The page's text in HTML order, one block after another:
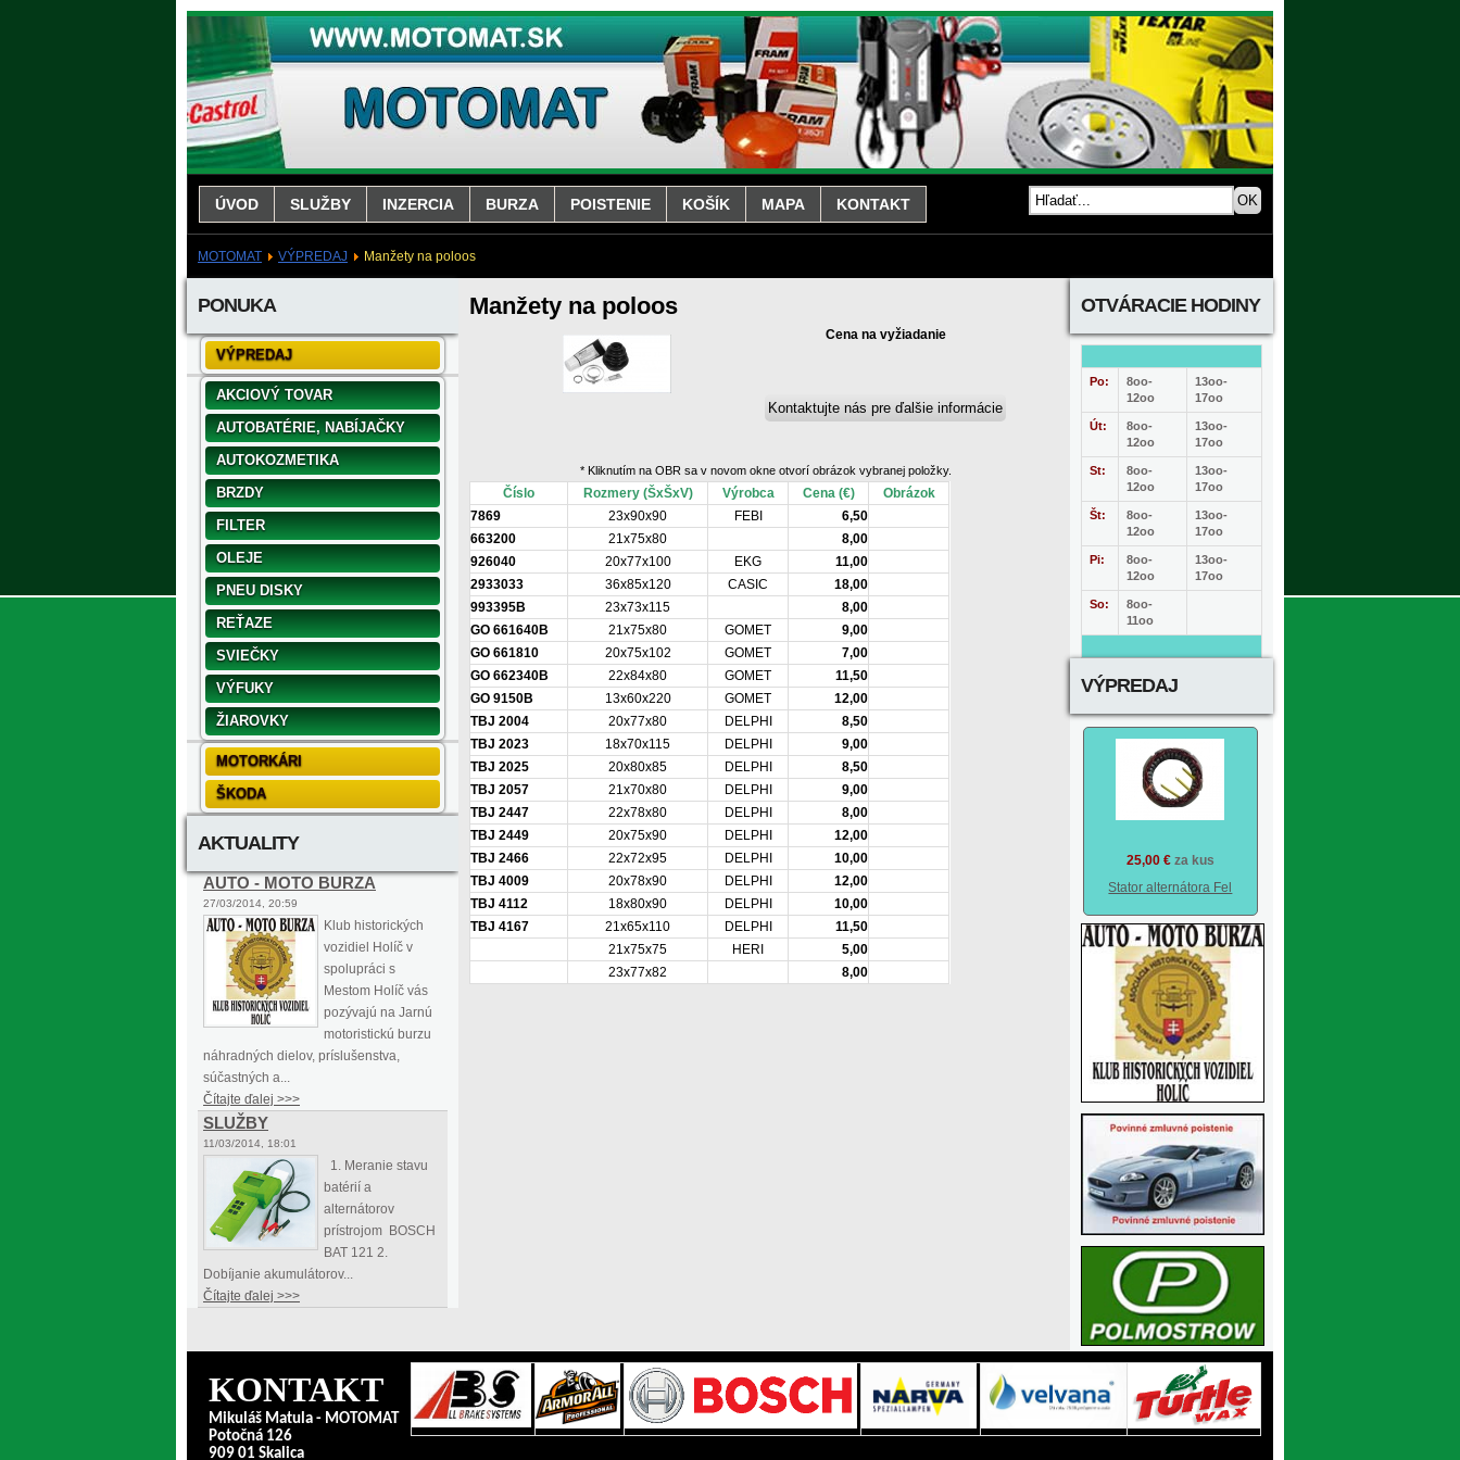
ÚVOD SLUŽBY INZERCIA BURZA POISTENIE KOŠÍK MAPA KONTAKT
MOTOMAT VÝPREDAJ Manžety na poloos
PONUKA
VÝPREDAJ
AKCIOVÝ TOVAR
AUTOBATÉRIE, NABÍJAČKY
AUTOKOZMETIKA
BRZDY
FILTER
OLEJE
PNEU DISKY
REŤAZE
SVIEČKY
VÝFUKY
ŽIAROVKY
MOTORKÁRI
ŠKODA
AKTUALITY
AUTO - MOTO BURZA
27/03/2014, 20:59
Klub historických
vozidiel Holíč v
spolupráci s
Mestom Holíč vás
pozývajú na Jarnú
motoristickú burzu
náhradných dielov, príslušenstva,
súčastných a...
Čítajte ďalej >>>
SLUŽBY
11/03/2014, 18:01
1. Meranie stavu
batérií a
alternátorov
prístrojom BOSCH
BAT 121 2.
Dobíjanie akumulátorov...
Čítajte ďalej >>>
Manžety na poloos
Cena na vyžiadanie
* Kliknutím na OBR sa v novom okne otvorí obrázok vybranej položky.
Číslo Rozmery (ŠxŠxV) Výrobca Cena (€)
Obrázok
7869
23x90x90 FEBI
6,50
663200
21x75x80
8,00
926040
20x77x100 EKG
11,00
2933033
36x85x120 CASIC
18,00
993395B
23x73x115
8,00
GO 661640B
21x75x80 GOMET
9,00
GO 661810
20x75x102 GOMET
7,00
GO 662340B
22x84x80 GOMET
11,50
GO 9150B
13x60x220 GOMET
12,00
TBJ 2004
20x77x80 DELPHI
8,50
TBJ 2023
18x70x115 DELPHI
9,00
TBJ 2025
20x80x85 DELPHI
8,50
TBJ 2057
21x70x80 DELPHI
9,00
TBJ 2447
22x78x80 DELPHI
8,00
TBJ 2449
20x75x90 DELPHI
12,00
TBJ 2466
22x72x95 DELPHI
10,00
TBJ 4009
20x78x90 DELPHI
12,00
TBJ 4112
18x80x90 DELPHI
10,00
TBJ 4167
21x65x110 DELPHI
11,50
21x75x75
HERI
5,00
23x77x82
8,00
OTVÁRACIE HODINY
Po:
8oo-
12oo
13oo-
17oo
Út:
8oo-
12oo
13oo-
17oo
St:
8oo-
12oo
13oo-
17oo
Št:
8oo-
12oo
13oo-
17oo
Pi:
8oo-
12oo
13oo-
17oo
So:
8oo-
11oo
VÝPREDAJ
25,00 € za kus
Stator alternátora Fel
KONTAKT
Mikuláš Matula - MOTOMAT
Potočná 126
909 01 Skalica